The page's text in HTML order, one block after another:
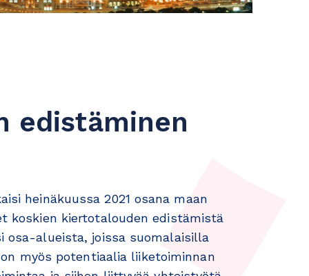
edistäminen
heinäkuussa 2021 osana maan
koskien kiertotalouden edistämistä
osa-alueista, joissa suomalaisilla
myös potentiaalia liiketoiminnan